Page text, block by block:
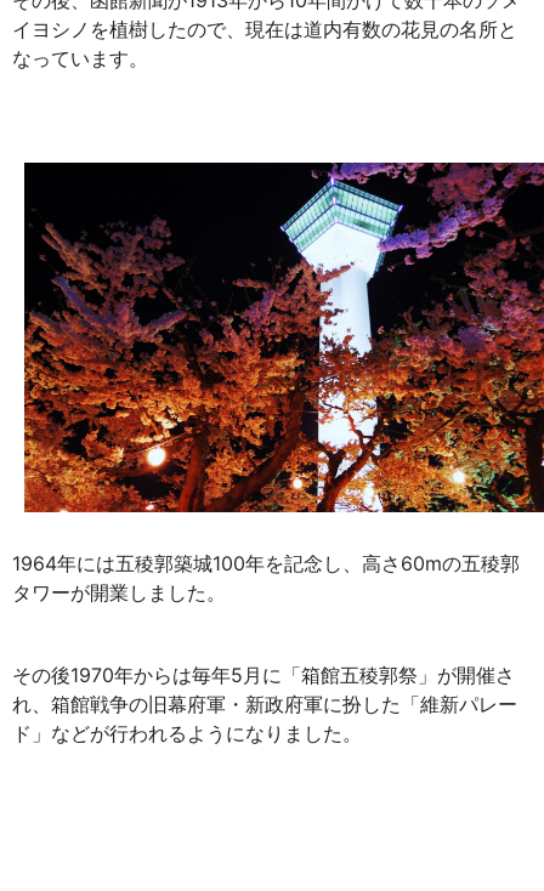
イヨシノを植樹したので、現在は道内有数の花見の名所と
なっています。
1964年には五稜郭築城100年を記念し、高さ60mの五稜郭
タワーが開業しました。
その後1970年からは毎年5月に「箱館五稜郭祭」が開催さ
れ、箱館戦争の旧幕府軍・新政府軍に扮した「維新パレー
ド」などが行われるようになりました。